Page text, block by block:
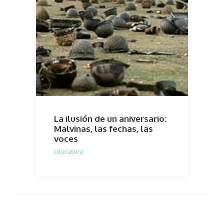
La ilusión de un aniversario:
Malvinas, las fechas, las
voces
Literatura